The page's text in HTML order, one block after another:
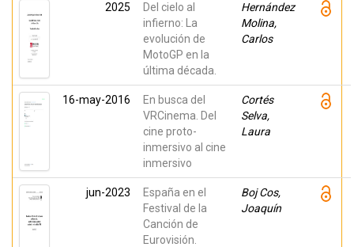
2025
Del cielo al
infierno: La
evolución de
MotoGP en la
última década.
Hernández
Molina,
Carlos
16-may-2016
En busca del
VRCinema. Del
cine proto-
inmersivo al cine
inmersivo
Cortés
Selva,
Laura
jun-2023
España en el
Festival de la
Canción de
Eurovisión.
Boj Cos,
Joaquín